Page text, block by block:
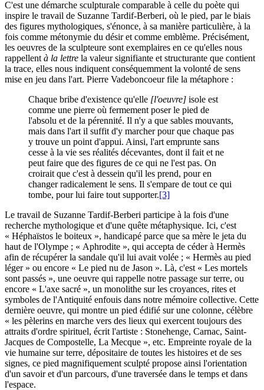
C'est une démarche sculpturale comparable à celle du poète qui
inspire le travail de Suzanne Tardif-Berberi, où le pied, par le biais
des figures mythologiques, s'énonce, à sa manière particulière, à la
fois comme métonymie du désir et comme emblème. Précisément,
les oeuvres de la sculpteure sont exemplaires en ce qu'elles nous
rappellent à la lettre la valeur signifiante et structurante que contient
la trace, elles nous indiquent conséquemment la volonté de sens
mise en jeu dans l'art. Pierre Vadeboncoeur file la métaphore :
Chaque bribe d'existence qu'elle [l'oeuvre] isole est
comme une pierre où fermement poser le pied de
l'absolu et de la pérennité. Il n'y a que sables mouvants,
mais dans l'art il suffit d'y marcher pour que chaque pas
y trouve un point d'appui. Ainsi, l'art emprunte sans
cesse à la vie ses réalités décevantes, dont il fait et ne
peut faire que des figures de ce qui ne l'est pas. On
croirait que c'est à dessein qu'il les prend, pour en
changer radicalement le sens. Il s'empare de tout ce qui
tombe, pour lui faire tout supporter.[3]
Le travail de Suzanne Tardif-Berberi participe à la fois d'une
recherche mythologique et d'une quête métaphysique. Ici, c'est
« Héphaïstos le boiteux », handicapé parce que sa mère le jeta du
haut de l'Olympe ; « Aphrodite », qui accepta de céder à Hermès
afin de récupérer la sandale qu'il lui avait volée ; « Hermès au pied
léger » ou encore « Le pied nu de Jason ». Là, c'est « Les mortels
sont passés », une oeuvre qui rappelle notre passage sur terre, ou
encore « L'axe sacré », un monolithe sur les croyances, rites et
symboles de l'Antiquité enfouis dans notre mémoire collective. Cette
dernière oeuvre, qui montre un pied édifié sur une colonne, célèbre
« les pèlerins en marche vers des lieux qui exercent toujours des
attraits d'ordre spirituel, écrit l'artiste : Stonehenge, Carnac, Saint-
Jacques de Compostelle, La Mecque », etc. Empreinte royale de la
vie humaine sur terre, dépositaire de toutes les histoires et de ses
signes, ce pied magnifiquement sculpté propose ainsi l'orientation
d'un savoir et d'un parcours, d'une traversée dans le temps et dans
l'espace.